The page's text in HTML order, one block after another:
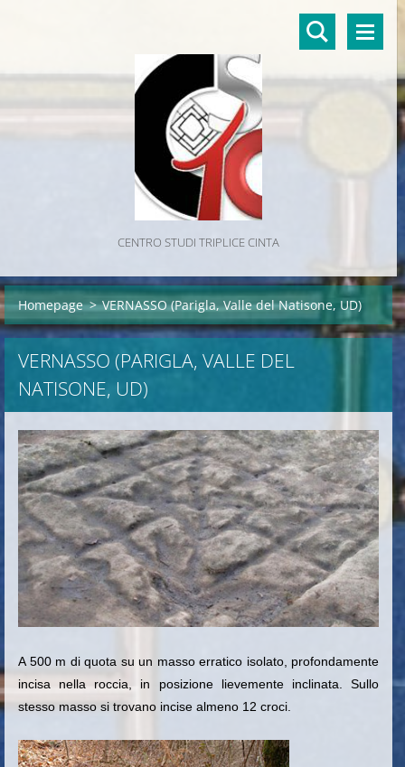
CENTRO STUDI TRIPLICE CINTA
Homepage > VERNASSO (Parigla, Valle del Natisone, UD)
VERNASSO (PARIGLA, VALLE DEL
NATISONE, UD)
A 500 m di quota su un masso erratico isolato, profondamente
incisa nella roccia, in posizione lievemente inclinata. Sullo
stesso masso si trovano incise almeno 12 croci.